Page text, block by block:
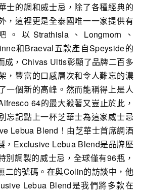
士的調和威士忌，除了各種經典的
，這裡更是全泰國唯一一家提供有
。以Strathisla、Longmorn、
和Braeval五款產自Speyside的
成，Chivas Ultis彰顯了品牌二百多
，豐富的口感層次和令人難忘的濃
一個新的高峰。然而能稱得上是人
64的最大殺著又豈止於此，
忘記點上一杯芝華士為這家威士忌
Lebua Blend！由芝華士首席調酒
，Exclusive Lebua Blend是品牌歷
別調製的威士忌，全球僅有96瓶，
二的號碼。在與Colin的訪談中，他
Lebua Blend是我們將多款在